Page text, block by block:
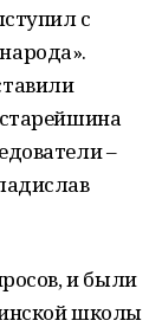
с
–
и были
школы